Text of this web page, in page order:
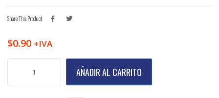
Share This Product
$0.90 +IVA
AÑADIR AL CARRITO